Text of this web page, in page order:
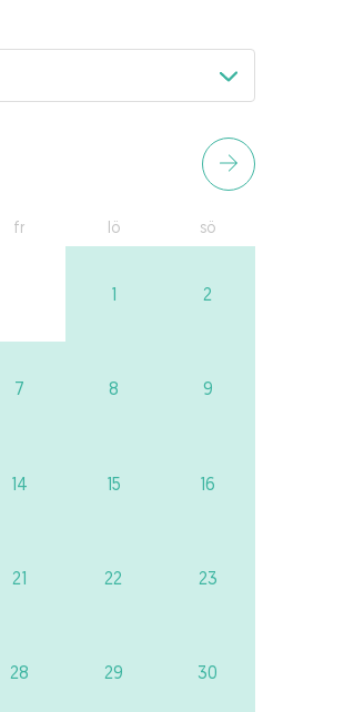
fr lö sö
1 2
7 8 9
14 15 16
21 22 23
28 29 30